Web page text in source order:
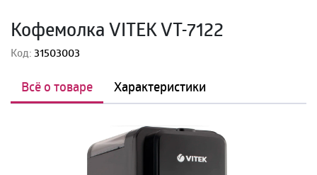
Кофемолка VITEK VT-7122
Код:31503003
Всё о товаре Характеристики